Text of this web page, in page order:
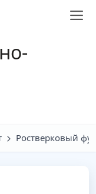
Ростверковый